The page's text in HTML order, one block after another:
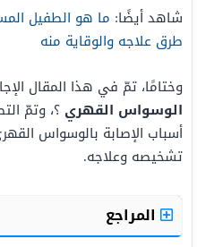
شاهد أيضًا: ما هو الطفيل
طرق علاجه والوقاية منه
وختامًا، تمّ في هذا المقال
الوسواس القهري ؟، وتمّ
أسباب الإصابة بالوسواس
تشخيصه وعلاجه.
المراجع